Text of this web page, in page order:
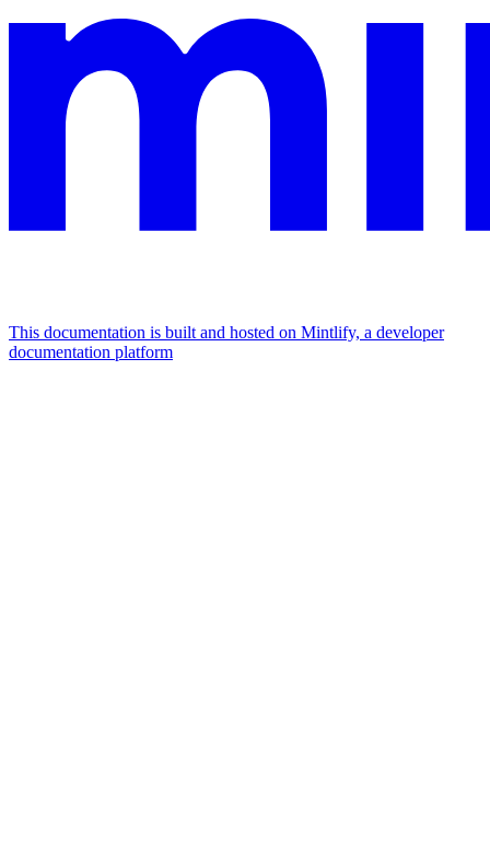
This documentation is built and hosted on Mintlify, a developer
documentation platform